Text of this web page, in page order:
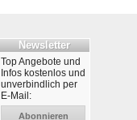
Newsletter
Top Angebote und
Infos kostenlos und
unverbindlich per
E-Mail:
Abonnieren